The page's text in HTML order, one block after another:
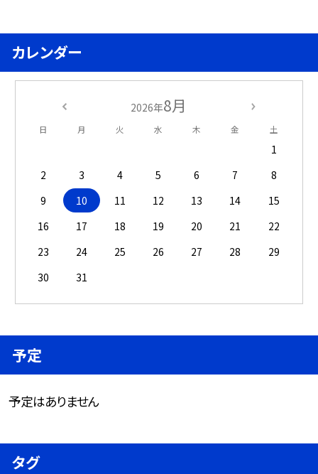
カレンダー
2026年8月
日 月 火 水 木 金 土
1
2
3 4 5 6 7
8
9
10 11 12 13 14
15
16
17 18 19 20 21
22
23
24 25 26 27 28
29
30
31
予定
予定はありません
タグ